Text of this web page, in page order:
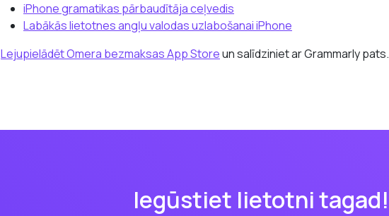
iPhone gramatikas pārbaudītāja ceļvedis
Labākās lietotnes angļu valodas uzlabošanai iPhone
Lejupielādēt Omera bezmaksas App Storeun salīdziniet ar Grammarly pats.
Iegūstiet lietotni tagad!